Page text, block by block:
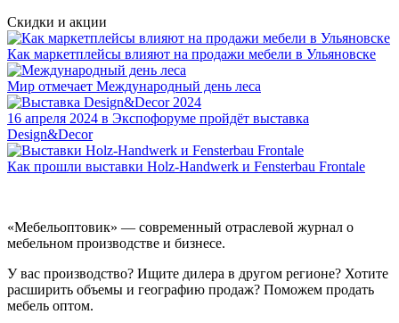
Скидки и акции
Как маркетплейсы влияют на продажи мебели в Ульяновске
Мир отмечает Международный день леса
16 апреля 2024 в Экспофоруме пройдёт выставка
Design&Decor
Как прошли выставки Holz-Handwerk и Fensterbau Frontale
«Мебельоптовик» — современный отраслевой журнал о
мебельном производстве и бизнесе.
У вас производство? Ищите дилера в другом регионе? Хотите
расширить объемы и географию продаж? Поможем продать
мебель оптом.